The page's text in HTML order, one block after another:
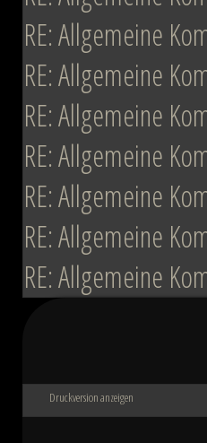
RE: Allgemeine
RE: Allgemeine
RE: Allgemeine
RE: Allgemeine
RE: Allgemeine
RE: Allgemeine
RE: Allgemeine
Druckversion anzeigen